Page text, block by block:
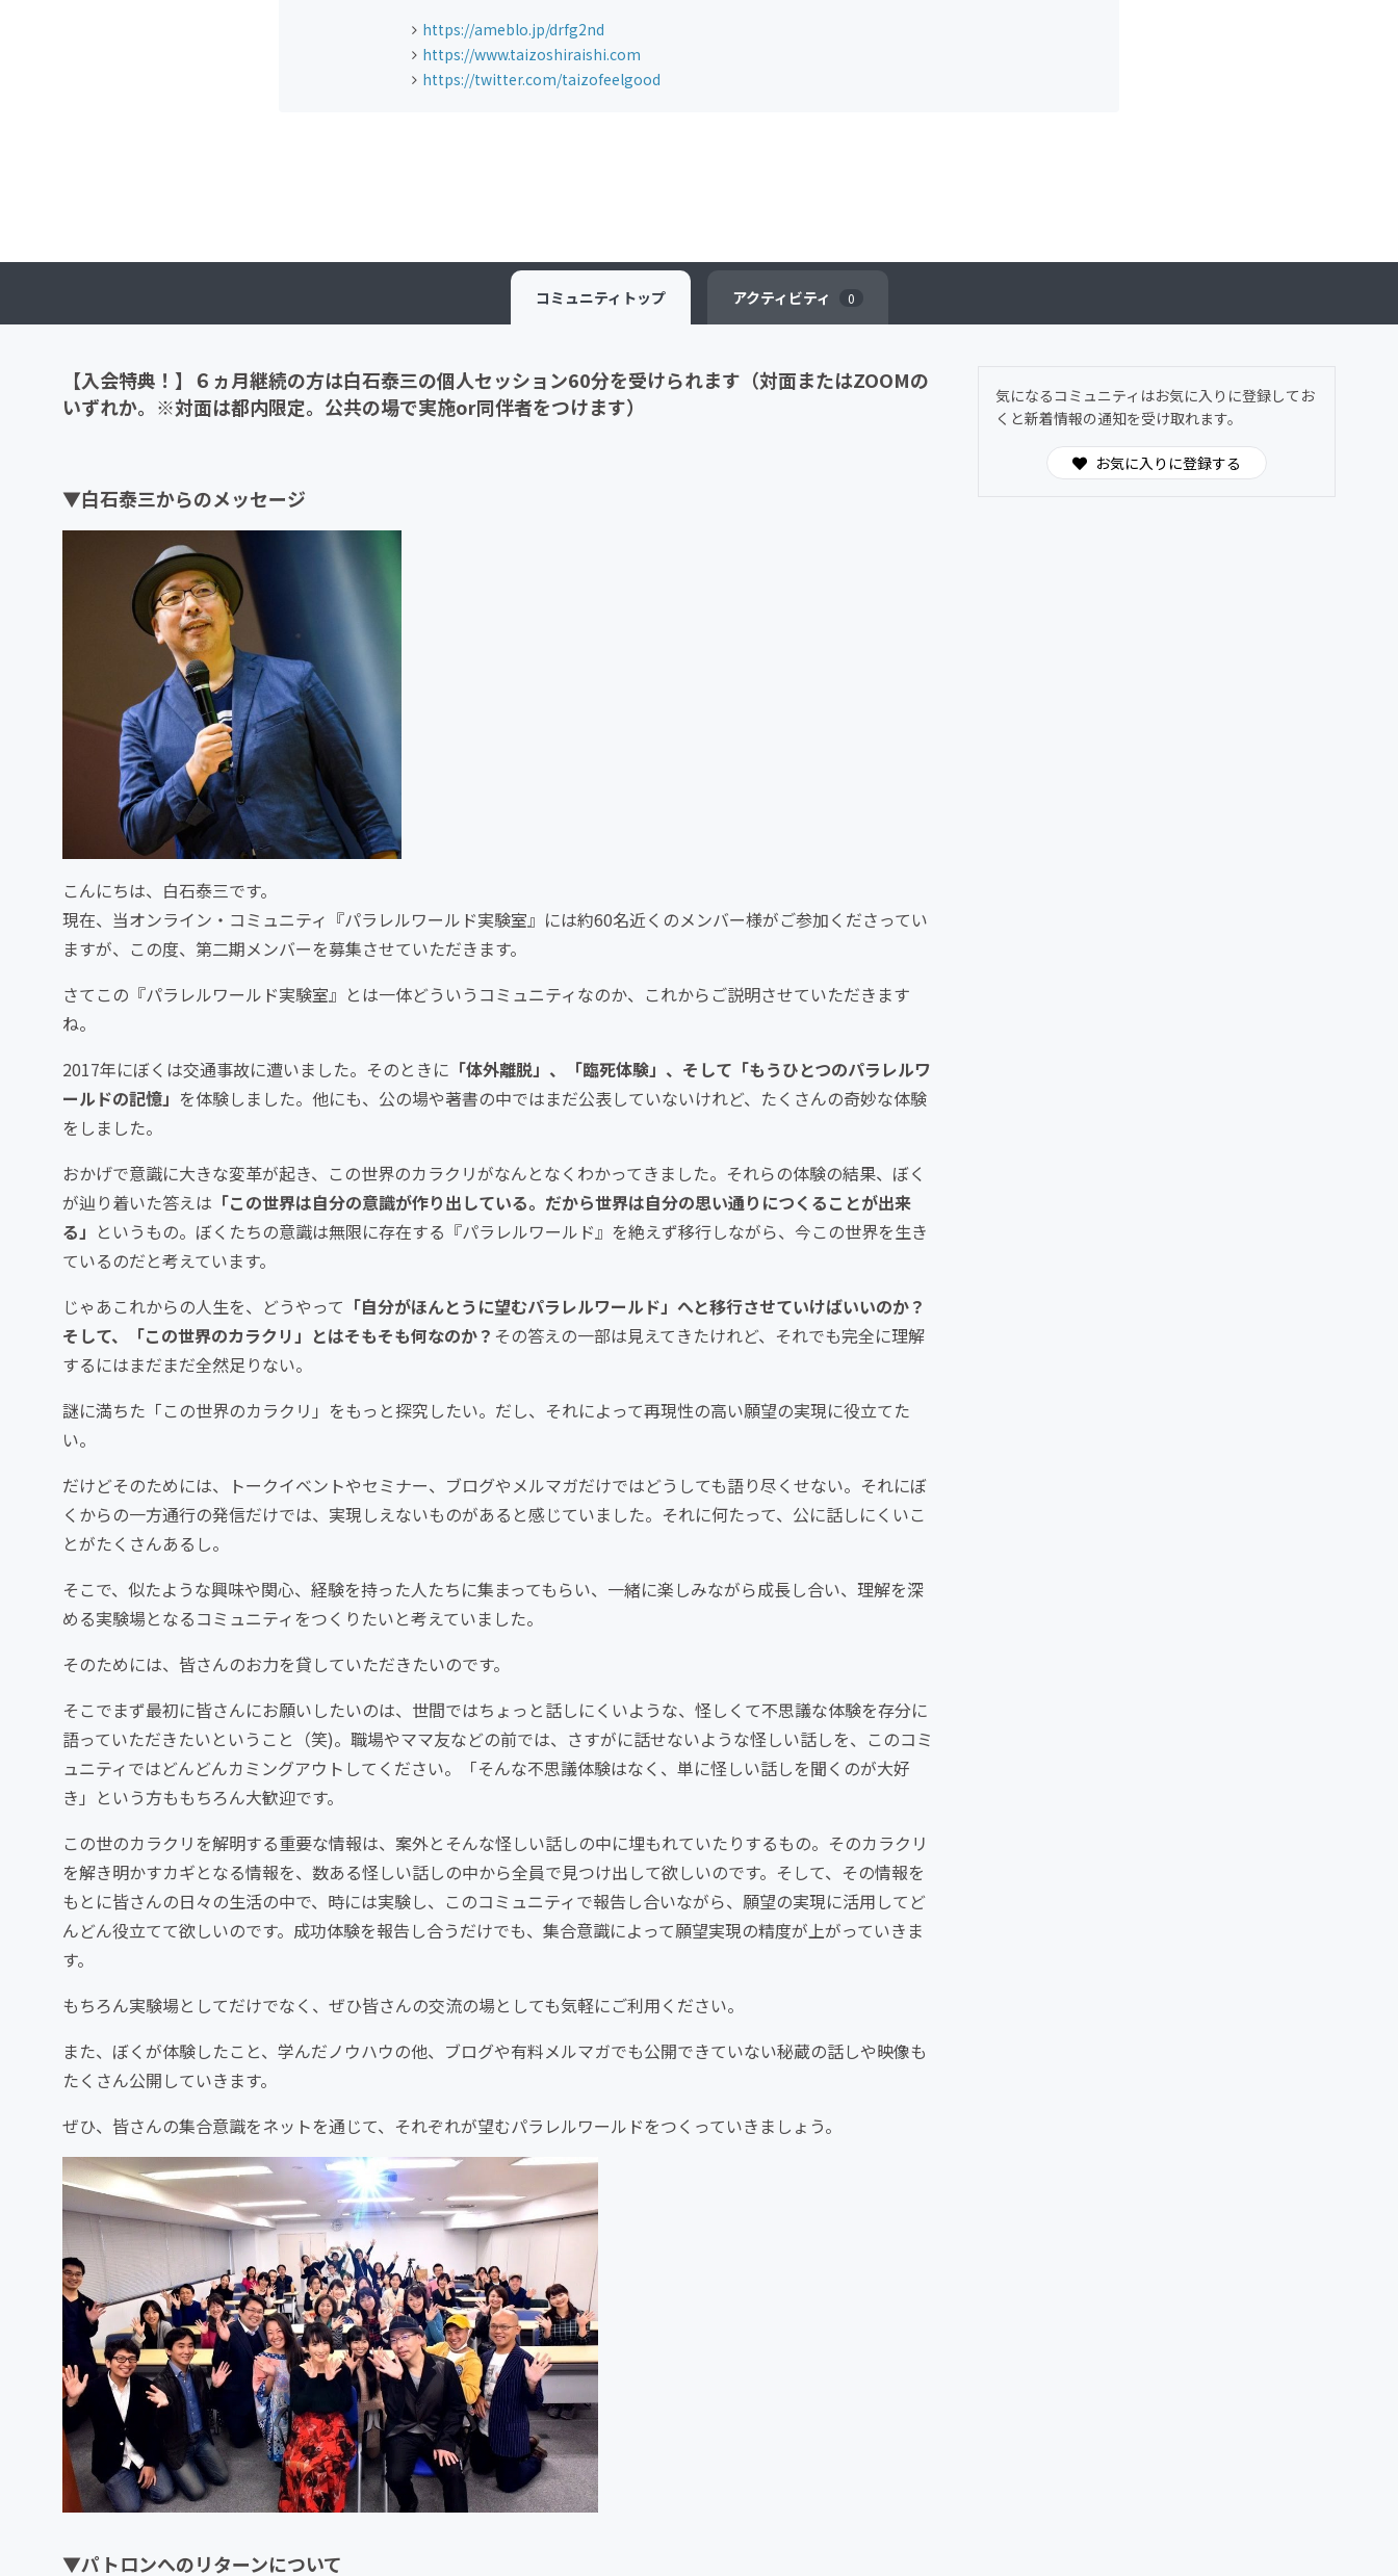
https://ameblo.jp/drfg2nd
https://www.taizoshiraishi.com
https://twitter.com/taizofeelgood
コミュニティ トップ アクティビティ 0
【入会特典！】６ヵ月継続の方は白石泰三の個人セッション60分を受けられます（対面またはZOOMの
いずれか。※対面は都内限定。公共の場で実施or同伴者をつけます）
▼白石泰三からのメッセージ
こんにちは、白石泰三です。
現在、当オンライン・コミュニティ『パラレルワールド実験室』には約60名近くのメンバー様がご参加くださってい
ますが、この度、第二期メンバーを募集させていただきます。
さてこの『パラレルワールド実験室』とは一体どういうコミュニティなのか、これからご説明させていただきます
ね。
2017年にぼくは交通事故に遭いました。そのときに 「体外離脱」、「臨死体験」、そして「もうひとつのパラレルワ
ールドの記憶」 を体験しました。他にも、公の場や著書の中ではまだ公表していないけれど、たくさんの奇妙な体験
をしました。
おかげで意識に大きな変革が起き、この世界のカラクリがなんとなくわかってきました。それらの体験の結果、ぼく
が辿り着いた答えは 「この世界は自分の意識が作り出している。だから世界は自分の思い通りにつくることが出来
る」 というもの。ぼくたちの意識は無限に存在する『パラレルワールド』を絶えず移行しながら、今この世界を生き
ているのだと考えています。
じゃあこれからの人生を、どうやって 「自分がほんとうに望むパラレルワールド」へと移行させていけばいいのか？
そして、「この世界のカラクリ」とはそもそも何なのか？ その答えの一部は見えてきたけれど、それでも完全に理解
するにはまだまだ全然足りない。
謎に満ちた「この世界のカラクリ」をもっと探究したい。だし、それによって再現性の高い願望の実現に役立てた
い。
だけどそのためには、トークイベントやセミナー、ブログやメルマガだけではどうしても語り尽くせない。それにぼ
くからの一方通行の発信だけでは、実現しえないものがあると感じていました。それに何たって、公に話しにくいこ
とがたくさんあるし。
そこで、似たような興味や関心、経験を持った人たちに集まってもらい、一緒に楽しみながら成長し合い、理解を深
める実験場となるコミュニティをつくりたいと考えていました。
そのためには、皆さんのお力を貸していただきたいのです。
そこでまず最初に皆さんにお願いしたいのは、世間ではちょっと話しにくいような、怪しくて不思議な体験を存分に
語っていただきたいということ（笑)。職場やママ友などの前では、さすがに話せないような怪しい話しを、このコミ
ュニティではどんどんカミングアウトしてください。「そんな不思議体験はなく、単に怪しい話しを聞くのが大好
き」という方ももちろん大歓迎です。
この世のカラクリを解明する重要な情報は、案外とそんな怪しい話しの中に埋もれていたりするもの。そのカラクリ
を解き明かすカギとなる情報を、数ある怪しい話しの中から全員で見つけ出して欲しいのです。そして、その情報を
もとに皆さんの日々の生活の中で、時には実験し、このコミュニティで報告し合いながら、願望の実現に活用してど
んどん役立てて欲しいのです。成功体験を報告し合うだけでも、集合意識によって願望実現の精度が上がっていきま
す。
もちろん実験場としてだけでなく、ぜひ皆さんの交流の場としても気軽にご利用ください。
また、ぼくが体験したこと、学んだノウハウの他、ブログや有料メルマガでも公開できていない秘蔵の話しや映像も
たくさん公開していきます。
ぜひ、皆さんの集合意識をネットを通じて、それぞれが望むパラレルワールドをつくっていきましょう。
▼パトロンへのリターンについて
気になるコミュニティはお気に入りに登録してお
くと新着情報の通知を受け取れます。
お気に入りに登録する